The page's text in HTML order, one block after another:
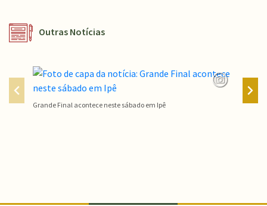
Outras Notícias
Grande Final acontece neste sábado em Ipê